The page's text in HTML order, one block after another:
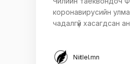
коронавирусийн
чадалгүй хасагдсан
Niitlel.mn